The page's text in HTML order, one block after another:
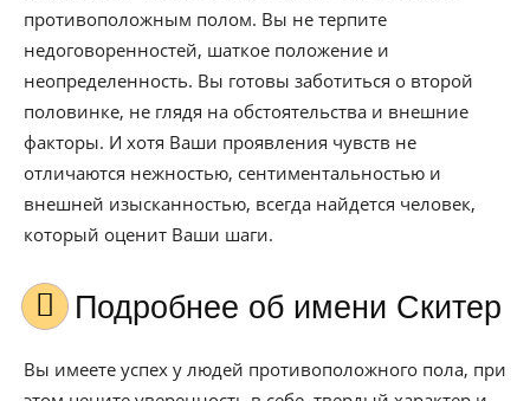
противоположным полом. Вы не терпите
недоговоренностей, шаткое положение и
неопределенность. Вы готовы заботиться о второй
половинке, не глядя на обстоятельства и внешние
факторы. И хотя Ваши проявления чувств не
отличаются нежностью, сентиментальностью и
внешней изысканностью, всегда найдется человек,
который оценит Ваши шаги.
Подробнее об имени Скитер
Вы имеете успех у людей противоположного пола, при